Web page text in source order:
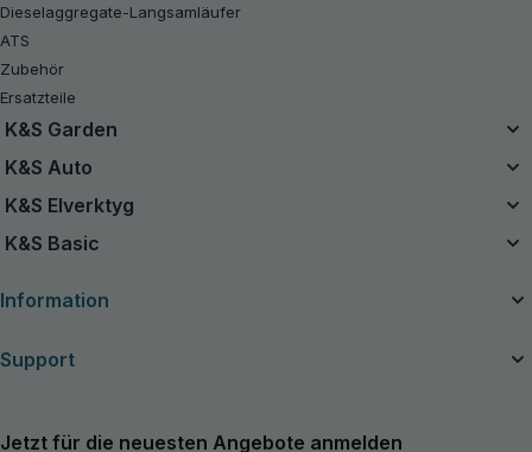
Dieselaggregate-Langsamläufer
ATS
Zubehör
Ersatzteile
K&S Garden
Das Einzelbatteriesystem
Kettensägen
Rasenmäher
Akkubetriebene Heckenscheren
Grasschere
K&S Auto
Luftkompressor
K&S Elverktyg
Akku-Werkzeuge
K&S Basic
Inverter-Generatoren K&S Basic
Information
Nützliche Artikel
Support
Jetzt für die neuesten Angebote anmelden